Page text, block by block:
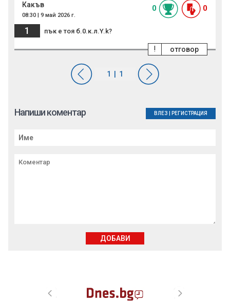
Какъв
08:30 | 9 май 2026 г.
0 0
1 пък е тоя б.0.к.л.Y.k?
отговор
!
Напиши коментар ВЛЕЗ РЕГИСТРАЦИЯ
ДОБАВИ